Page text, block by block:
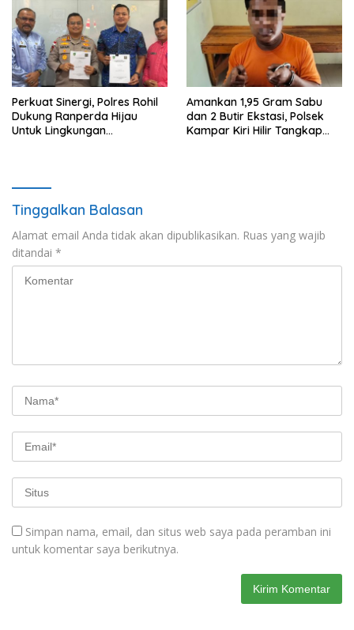
Perkuat Sinergi, Polres Rohil
Dukung Ranperda Hijau
Untuk Lingkungan
Amankan 1,95 Gram Sabu
dan 2 Butir Ekstasi, Polsek
Kampar Kiri Hilir Tangkap
Tinggalkan Balasan
Alamat email Anda tidak akan dipublikasikan. Ruas yang wajib
ditandai *
Simpan nama, email, dan situs web saya pada peramban ini
untuk komentar saya berikutnya.